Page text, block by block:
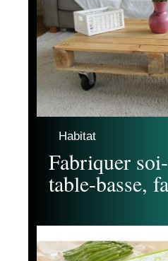
Habitat
Fabriquer
table-basse,